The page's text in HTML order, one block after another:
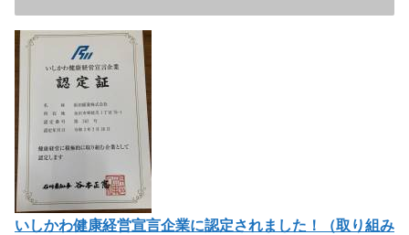
いしかわ健康経営宣言企業に認定されました！（取り組み